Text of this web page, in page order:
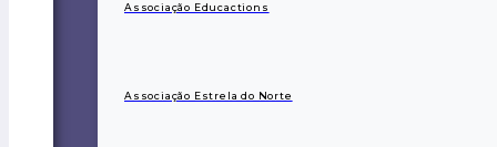
Associação Educactions
Associação Estrela do Norte